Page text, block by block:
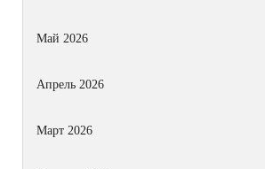
Май 2026
Апрель 2026
Март 2026